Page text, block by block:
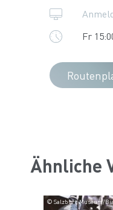
Fr
Ähnliche
© Salzburg Museum/